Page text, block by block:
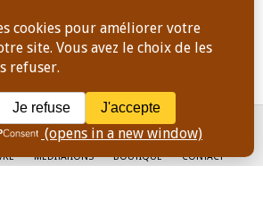
Jeanneret, tous droits de reproduction
réservés en tout temps
ET STAGES PODCASTS & RADIO BLOG
MÉDITATIONS BOUTIQUE CONTACT